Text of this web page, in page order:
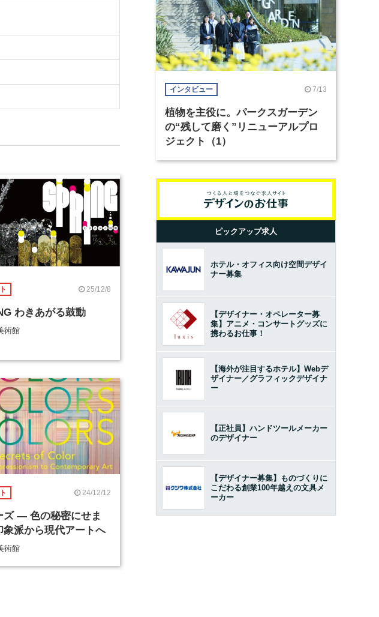
25/12/8
わきあがる鼓動
術館
24/12/12
ズ ― 色の秘密にせま
派から現代アートへ
術館
インタビュー 7/13
植物を主役に。パークスガーデン
の“残して磨く”リニューアルプロ
ジェクト（1）
ピックアップ求人
ホテル・オフィス向け空間デザイ
ナー募集
【デザイナー・オペレーター募
集】アニメ・コンサートグッズに
携わるお仕事！
【海外が注目するホテル】Webデ
ザイナー／グラフィックデザイナ
ー
【正社員】ハンドツールメーカー
のデザイナー
【デザイナー募集】ものづくりに
こだわる創業100年越えの文具メ
ーカー